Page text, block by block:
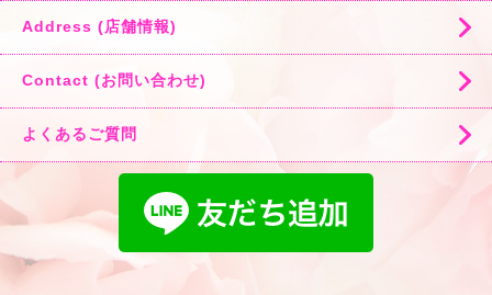
Address (店舗情報)
Contact (お問い合わせ)
よくあるご質問